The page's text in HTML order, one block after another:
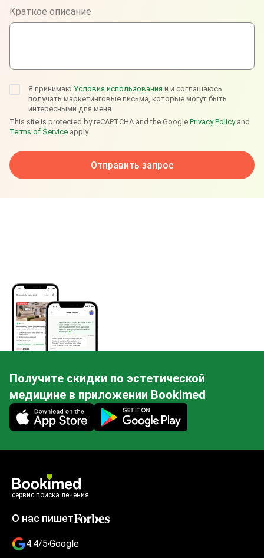
Telegram
Краткое описание
Я принимаю Условия использования и и соглашаюсь
получать маркетинговые письма, которые могут быть
интересными для меня.
This site is protected by reCAPTCHA and the Google Privacy Policyand
Terms of Service apply.
Отправить запрос
Получите скидки по эстетической
медицине в приложении Bookimed
Mobile app illustration
сервис поиска лечения
О нас пишет
4.4/5 Google